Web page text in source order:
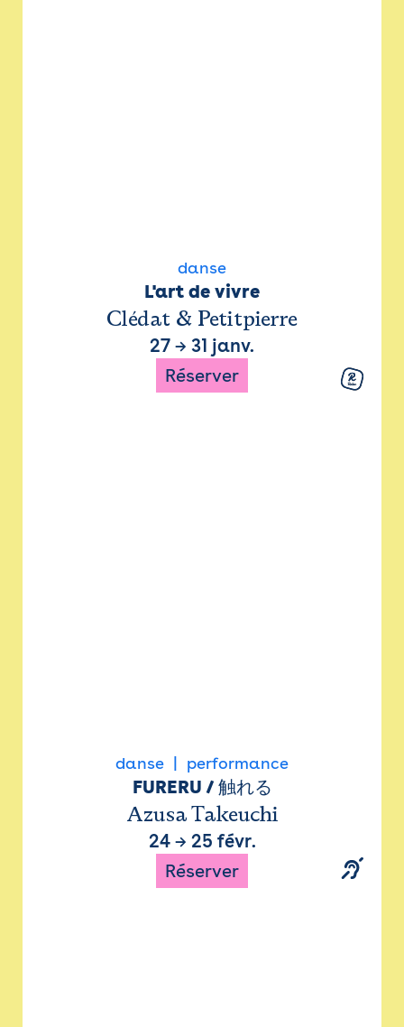
danse
L'art de vivre
Clédat & Petitpierre
27 → 31 janv.
Réserver
danse performance
FURERU / 触れる
Azusa Takeuchi
24→ 25 févr.
Réserver